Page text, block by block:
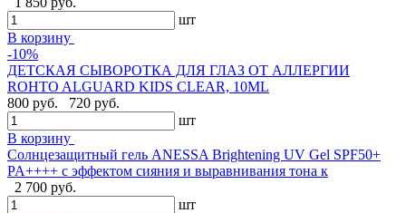
шт
В корзину
-10%
ДЕТСКАЯ СЫВОРОТКА ДЛЯ ГЛАЗ ОТ АЛЛЕРГИИ
ROHTO ALGUARD KIDS CLEAR, 10ML
800 руб.
720 руб.
шт
В корзину
Солнцезащитный гель ANESSA Brightening UV Gel SPF50+
PA++++ с эффектом сияния и выравнивания тона к
2 700 руб.
шт